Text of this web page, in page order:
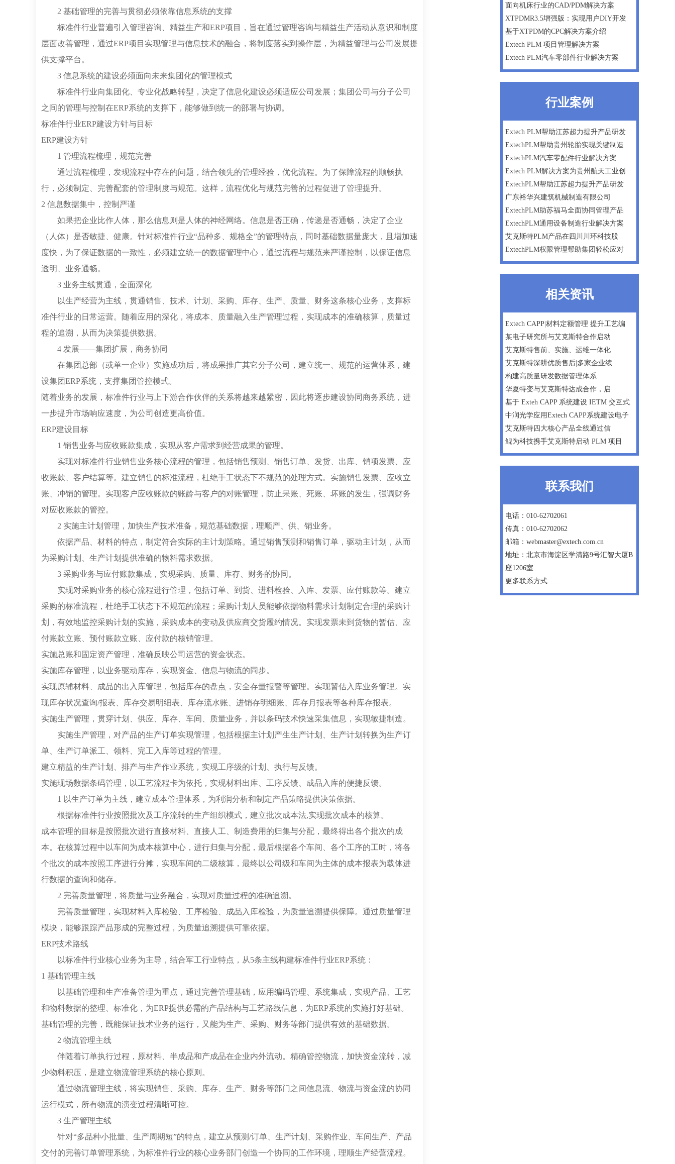
2 基础管理的完善与贯彻必须依靠信息系统的支撑
标准件行业普遍引入管理咨询、精益生产和ERP项目，旨在通过管理咨询与精益生产活动从意识和制度
层面改善管理，通过ERP项目实现管理与信息技术的融合，将制度落实到操作层，为精益管理与公司发展提
供支撑平台。
3 信息系统的建设必须面向未来集团化的管理模式
标准件行业向集团化、专业化战略转型，决定了信息化建设必须适应公司发展；集团公司与分子公司
之间的管理与控制在ERP系统的支撑下，能够做到统一的部署与协调。
标准件行业ERP建设方针与目标
ERP建设方针
1 管理流程梳理，规范完善
通过流程梳理，发现流程中存在的问题，结合领先的管理经验，优化流程。为了保障流程的顺畅执
行，必须制定、完善配套的管理制度与规范。这样，流程优化与规范完善的过程促进了管理提升。
2 信息数据集中，控制严谨
如果把企业比作人体，那么信息则是人体的神经网络。信息是否正确，传递是否通畅，决定了企业
（人体）是否敏捷、健康。针对标准件行业“品种多、规格全”的管理特点，同时基础数据量庞大，且增加速
度快，为了保证数据的一致性，必须建立统一的数据管理中心，通过流程与规范来严谨控制，以保证信息
透明、业务通畅。
3 业务主线贯通，全面深化
以生产经营为主线，贯通销售、技术、计划、采购、库存、生产、质量、财务这条核心业务，支撑标
准件行业的日常运营。随着应用的深化，将成本、质量融入生产管理过程，实现成本的准确核算，质量过
程的追溯，从而为决策提供数据。
4 发展——集团扩展，商务协同
在集团总部（或单一企业）实施成功后，将成果推广其它分子公司，建立统一、规范的运营体系，建
设集团ERP系统，支撑集团管控模式。
随着业务的发展，标准件行业与上下游合作伙伴的关系将越来越紧密，因此将逐步建设协同商务系统，进
一步提升市场响应速度，为公司创造更高价值。
ERP建设目标
1 销售业务与应收账款集成，实现从客户需求到经营成果的管理。
实现对标准件行业销售业务核心流程的管理，包括销售预测、销售订单、发货、出库、销项发票、应
收账款、客户结算等。建立销售的标准流程，杜绝手工状态下不规范的处理方式。实施销售发票、应收立
账、冲销的管理。实现客户应收账款的账龄与客户的对账管理，防止呆账、死账、坏账的发生，强调财务
对应收账款的管控。
2 实施主计划管理，加快生产技术准备，规范基础数据，理顺产、供、销业务。
依据产品、材料的特点，制定符合实际的主计划策略。通过销售预测和销售订单，驱动主计划，从而
为采购计划、生产计划提供准确的物料需求数据。
3 采购业务与应付账款集成，实现采购、质量、库存、财务的协同。
实现对采购业务的核心流程进行管理，包括订单、到货、进料检验、入库、发票、应付账款等。建立
采购的标准流程，杜绝手工状态下不规范的流程；采购计划人员能够依据物料需求计划制定合理的采购计
划，有效地监控采购计划的实施，采购成本的变动及供应商交货履约情况。实现发票未到货物的暂估、应
付账款立账、预付账款立账、应付款的核销管理。
实施总账和固定资产管理，准确反映公司运营的资金状态。
实施库存管理，以业务驱动库存，实现资金、信息与物流的同步。
实现原辅材料、成品的出入库管理，包括库存的盘点，安全存量报警等管理。实现暂估入库业务管理。实
现库存状况查询/报表、库存交易明细表、库存流水账、进销存明细账、库存月报表等各种库存报表。
实施生产管理，贯穿计划、供应、库存、车间、质量业务，并以条码技术快速采集信息，实现敏捷制造。
实施生产管理，对产品的生产订单实现管理，包括根据主计划产生生产计划、生产计划转换为生产订
单、生产订单派工、领料、完工入库等过程的管理。
建立精益的生产计划、排产与生产作业系统，实现工序级的计划、执行与反馈。
实施现场数据条码管理，以工艺流程卡为依托，实现材料出库、工序反馈、成品入库的便捷反馈。
1 以生产订单为主线，建立成本管理体系，为利润分析和制定产品策略提供决策依据。
根据标准件行业按照批次及工序流转的生产组织模式，建立批次成本法,实现批次成本的核算。
成本管理的目标是按照批次进行直接材料、直接人工、制造费用的归集与分配，最终得出各个批次的成
本。在核算过程中以车间为成本核算中心，进行归集与分配，最后根据各个车间、各个工序的工时，将各
个批次的成本按照工序进行分摊，实现车间的二级核算，最终以公司级和车间为主体的成本报表为载体进
行数据的查询和储存。
2 完善质量管理，将质量与业务融合，实现对质量过程的准确追溯。
完善质量管理，实现材料入库检验、工序检验、成品入库检验，为质量追溯提供保障。通过质量管理
模块，能够跟踪产品形成的完整过程，为质量追溯提供可靠依据。
ERP技术路线
以标准件行业核心业务为主导，结合军工行业特点，从5条主线构建标准件行业ERP系统：
1 基础管理主线
以基础管理和生产准备管理为重点，通过完善管理基础，应用编码管理、系统集成，实现产品、工艺
和物料数据的整理、标准化，为ERP提供必需的产品结构与工艺路线信息，为ERP系统的实施打好基础。
基础管理的完善，既能保证技术业务的运行，又能为生产、采购、财务等部门提供有效的基础数据。
2 物流管理主线
伴随着订单执行过程，原材料、半成品和产成品在企业内外流动。精确管控物流，加快资金流转，减
少物料积压，是建立物流管理系统的核心原则。
通过物流管理主线，将实现销售、采购、库存、生产、财务等部门之间信息流、物流与资金流的协同
运行模式，所有物流的演变过程清晰可控。
3 生产管理主线
针对“多品种小批量、生产周期短”的特点，建立从预测/订单、生产计划、采购作业、车间生产、产品
交付的完善订单管理系统，为标准件行业的核心业务部门创造一个协同的工作环境，理顺生产经营流程。
面向机床行业的CAD/PDM解决方案
XTPDMR3.5增强版：实现用户DIY开发
基于XTPDM的CPC解决方案介绍
Extech PLM 项目管理解决方案
Extech PLM汽车零部件行业解决方案
行业案例
Extech PLM帮助江苏超力提升产品研发
ExtechPLM帮助贵州轮胎实现关键制造
ExtechPLM汽车零配件行业解决方案
Extech PLM解决方案为贵州航天工业创
ExtechPLM帮助江苏超力提升产品研发
广东裕华兴建筑机械制造有限公司
ExtechPLM助苏福马全面协同管理产品
ExtechPLM通用设备制造行业解决方案
艾克斯特PLM产品在四川川环科技股
ExtechPLM权限管理帮助集团轻松应对
相关资讯
Extech CAPP|材料定额管理 提升工艺编
某电子研究所与艾克斯特合作启动
艾克斯特售前、实施、运维一体化
艾克斯特深耕优质售后|多家企业续
构建高质量研发数据管理体系
华夏特变与艾克斯特达成合作，启
基于 Exteh CAPP 系统建设 IETM 交互式
中润光学应用Extech CAPP系统建设电子
艾克斯特四大核心产品全线通过信
鲲为科技携手艾克斯特启动 PLM 项目
联系我们
电话：010-62702061
传真：010-62702062
邮箱：webmaster@extech.com.cn
地址：北京市海淀区学清路9号汇智大厦B
座1206室
更多联系方式……